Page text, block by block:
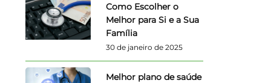
Como Escolher o
Melhor para Si e a Sua
Família
30 de janeiro de 2025
Melhor plano de saúde